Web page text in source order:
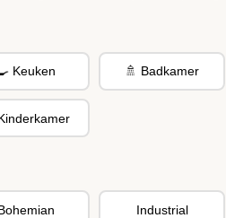
Keuken 🚿 Badkamer
Industrial